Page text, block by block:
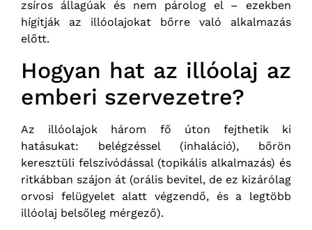
zsíros állagúak és nem párolog el – ezekben
hígítják az illóolajokat bőrre való alkalmazás
előtt.
Hogyan hat az illóolaj az
emberi szervezetre?
Az illóolajok három fő úton fejthetik ki
hatásukat: belégzéssel (inhaláció), bőrön
keresztüli felszívódással (topikális alkalmazás) és
ritkábban szájon át (orális bevitel, de ez kizárólag
orvosi felügyelet alatt végzendő, és a legtöbb
illóolaj belsőleg mérgező).